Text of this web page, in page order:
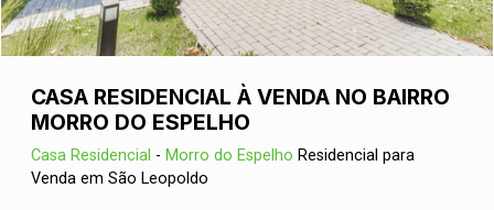
CASA RESIDENCIAL À VENDA NO BAIRRO
MORRO DO ESPELHO
Casa Residencial - Morro do Espelho Residencial para
Venda em São Leopoldo